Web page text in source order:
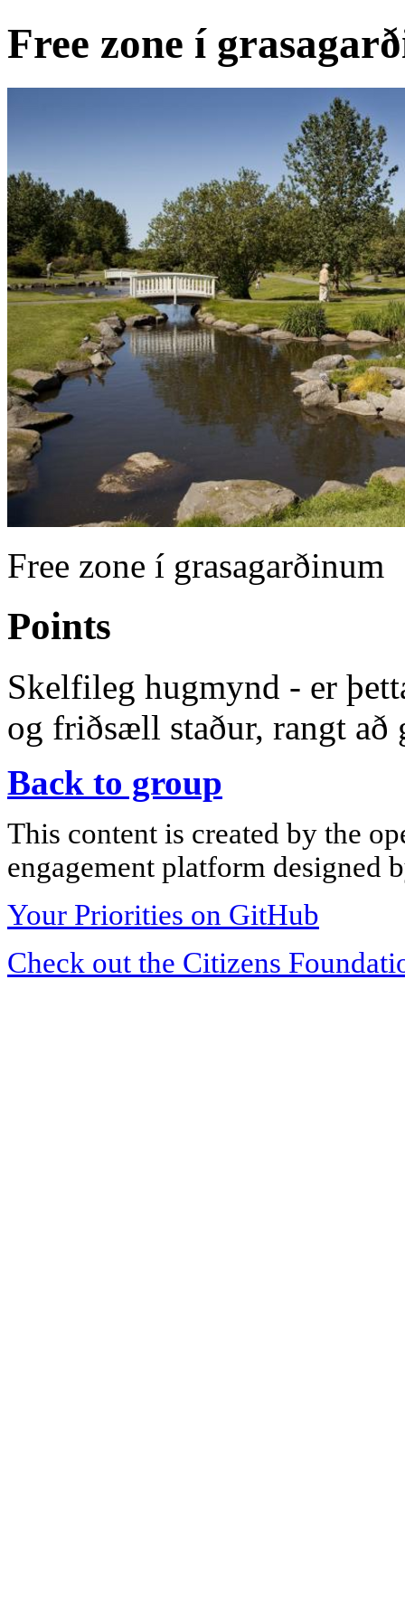
Free zone í
Free zone í grasagarðinum
Points
Skelfileg hugmynd - er
og friðsæll staður, rangt að
Back to group
This content is created by the
engagement platform designed
Your Priorities on GitHub
Check out the Citizens